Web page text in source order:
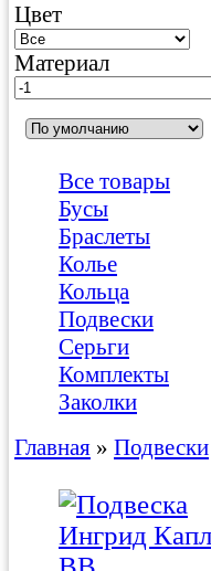
Цвет
Материал
Все товары
Бусы
Браслеты
Колье
Кольца
Подвески
Серьги
Комплекты
Заколки
Главная » Подвески